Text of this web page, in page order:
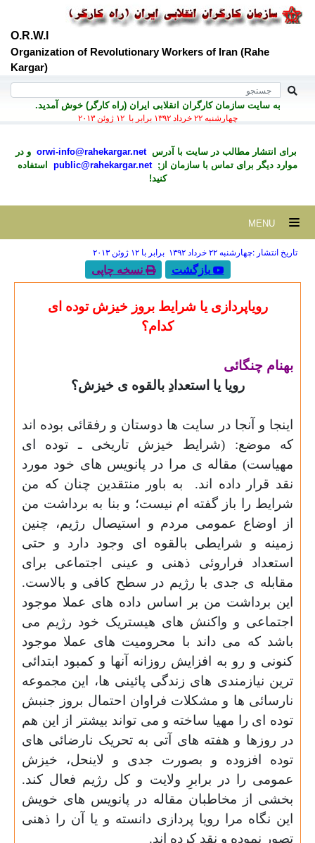
O.R.W.I
Organization of Revolutionary Workers of Iran (Rahe
Kargar)
به سايت سازمان کارگران انقلابی ايران (راه کارگر) خوش آمديد.
چهارشنبه ۲۲ خرداد ۱۳۹۲ برابر با ۱۲ ژوئن ۲۰۱۳
برای انتشار مطالب در سايت با آدرسorwi-info@rahekargar.net و در
موارد ديگر برای تماس با سازمان از;public@rahekargar.net
استفاده
کنید!
تاریخ انتشار :چهارشنبه ۲۲ خرداد ۱۳۹۲ برابر با ۱۲ ژوئن ۲۰۱۳
بازگشت نسخه چاپی
رویاپردازی یا شرایط بروز خیزش توده ای
کدام؟
بهنام چنگائی
رویا یا استعدادِ بالقوه ی خیزش؟
اینجا و آنجا در سایت ها دوستان و رفقائی بوده اند
که موضع: (شرایط خیزش تاریخی ـ توده ای
مهیاست) مقاله ی مرا در پانویس های خود مورد
نقد قرار داده اند.
به باور منتقدین چنان که من
شرایط را باز گفته ام نیست؛ و بنا به برداشت من
از اوضاع عمومی مردم و استیصال رژیم، چنین
زمینه و شرایطی بالقوه ای وجود دارد و حتی
استعداد فراروئی ذهنی و عینی اجتماعی برای
مقابله ی جدی با رژیم در سطح کافی و بالاست.
این برداشت من بر اساس داده های عملا موجود
اجتماعی و واکنش های هیستریک خود رژیم می
باشد که می داند با محرومیت های عملا موجود
کنونی و رو به افزایش روزانه آنها و کمبود ابتدائی
ترین نیازمندی های زندگی پائینی ها، این مجموعه
نارسائی ها و مشکلات فراوان احتمال بروز جنبش
توده ای را مهیا ساخته و می تواند بیشتر از این هم
در روزها و هفته های آتی به تحریک نارضائی های
توده افزوده و بصورت جدی و لاینحل، خیزش
عمومی را در برابرِ ولایت و کل رژیم فعال کند.
بخشی از مخاطبان مقاله در پانویس های خویش
این نگاه مرا رویا پردازی دانسته و یا آن را ذهنی
تصور نموده و نقد کرده اند.